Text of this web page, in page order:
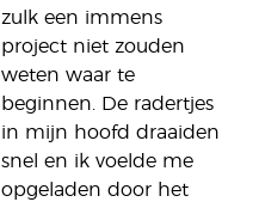
zulk een immens
project niet zouden
weten waar te
beginnen. De radertjes
in mijn hoofd draaiden
snel en ik voelde me
opgeladen door het